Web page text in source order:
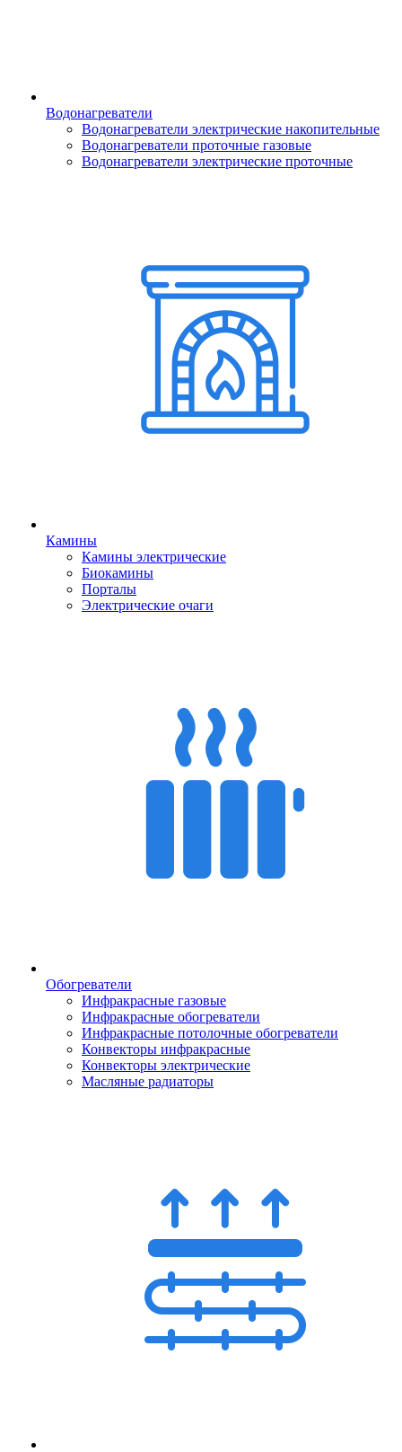
Водонагреватели
Водонагреватели электрические накопительные
Водонагреватели проточные газовые
Водонагреватели электрические проточные
Камины
Камины электрические
Биокамины
Порталы
Электрические очаги
Обогреватели
Инфракрасные газовые
Инфракрасные обогреватели
Инфракрасные потолочные обогреватели
Конвекторы инфракрасные
Конвекторы электрические
Масляные радиаторы